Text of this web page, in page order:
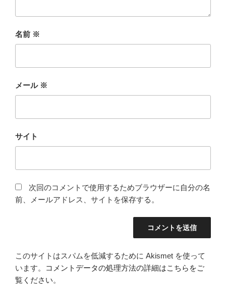
名前 ※
メール ※
サイト
次回のコメントで使用するためブラウザーに自分の名
前、メールアドレス、サイトを保存する。
このサイトはスパムを低減するために Akismet を使って
います。
コメントデータの処理方法の詳細はこちらをご
覧ください。